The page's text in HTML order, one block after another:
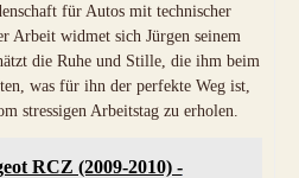
für Autos mit technischer
Arbeit widmet sich Jürgen seinem
die Ruhe und Stille, die ihm beim
was für ihn der perfekte Weg ist,
stressigen Arbeitstag zu erholen.
RCZ (2009-2010) -